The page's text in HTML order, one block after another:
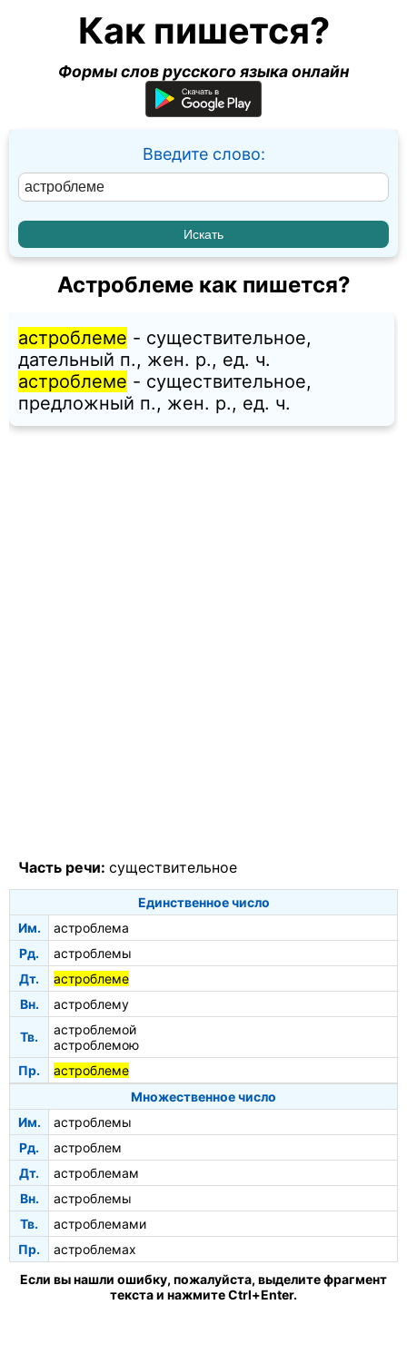
Как пишется?
Формы слов русского языка онлайн
Введите слово:
Астроблеме как пишется?
астроблеме - существительное,
дательный п., жен. p., ед. ч.
астроблеме - существительное,
предложный п., жен. p., ед. ч.
Часть речи: существительное
Единственное число
Им.
астроблема
Рд.
астроблемы
Дт.
астроблеме
Вн.
астроблему
Тв.
астроблемой
астроблемою
Пр.
астроблеме
Множественное число
Им.
астроблемы
Рд.
астроблем
Дт.
астроблемам
Вн.
астроблемы
Тв.
астроблемами
Пр.
астроблемах
Если вы нашли ошибку, пожалуйста, выделите фрагмент
текста и нажмите Ctrl+Enter.